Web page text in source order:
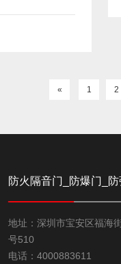
« 1 2
防火隔音门_防爆门_防
铜门_金库门厂家-深圳
地址：深圳市宝安区福海
号510
电话：4000883611